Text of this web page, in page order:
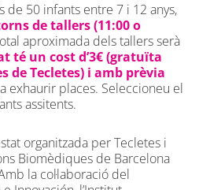
de 50 infants entre 7 i 12 anys,
de tallers (11:00 o
aproximada dels tallers serà
té un cost d’3€ (gratuïta
de Tecletes) i amb prèvia
exhaurir places. Seleccioneu el
assitents.
organitzada per Tecletes i
Biomèdiques de Barcelona
la col·laboració del